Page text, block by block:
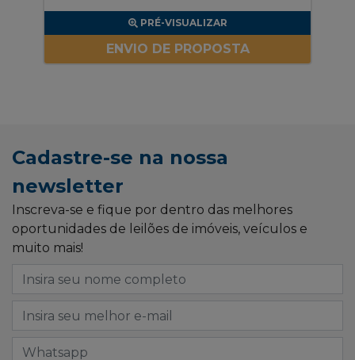
PRÉ-VISUALIZAR
ENVIO DE PROPOSTA
Cadastre-se na nossa
newsletter
Inscreva-se e fique por dentro das melhores
oportunidades de leilões de imóveis, veículos e
muito mais!